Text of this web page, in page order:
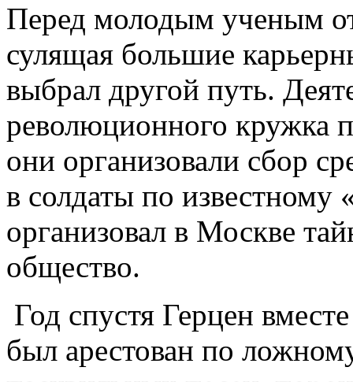
Перед молодым ученым
сулящая большие
выбрал другой путь.
революционного кружка
они организовали сбор
в солдаты по известному
организовал в Москве
общество.
Год спустя Герцен
был арестован по